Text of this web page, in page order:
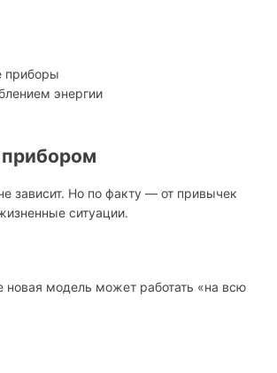
приборы
энергии
зависит. Но по факту — от привычек
ситуации.
модель может работать «на всю